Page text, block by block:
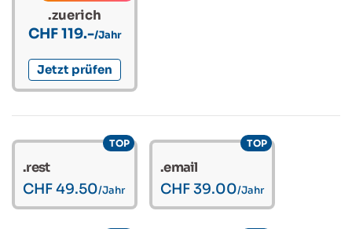
.zuerich
CHF 119.-/Jahr
Jetzt prüfen
.rest
CHF 49.50/Jahr
TOP
.email
CHF 39.00/Jahr
TOP